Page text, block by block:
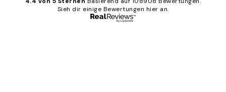
Sieh dir einige Bewertungen hier an.